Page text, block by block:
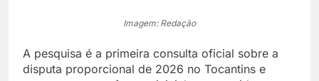
Imagem: Redação
A pesquisa é a primeira consulta oficial sobre a
disputa proporcional de 2026 no Tocantins e